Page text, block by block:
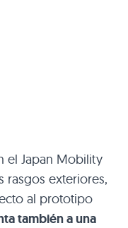
el Japan Mobility
rasgos exteriores,
al prototipo
también a una